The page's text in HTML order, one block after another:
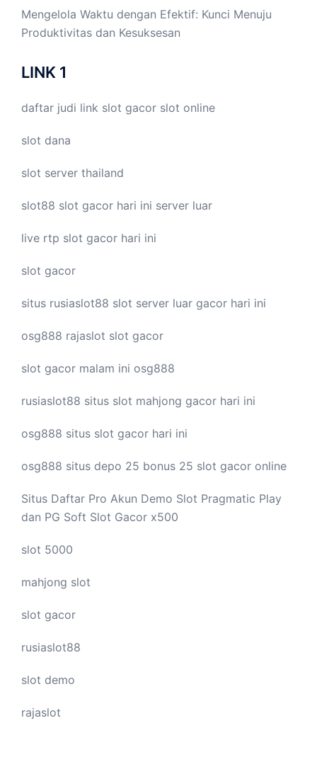
Mengelola Waktu dengan Efektif: Kunci Menuju
Produktivitas dan Kesuksesan
LINK 1
daftar judi link slot gacor slot online
slot dana
slot server thailand
slot88 slot gacor hari ini server luar
live rtp slot gacor hari ini
slot gacor
situs rusiaslot88 slot server luar gacor hari ini
osg888 rajaslot slot gacor
slot gacor malam ini osg888
rusiaslot88 situs slot mahjong gacor hari ini
osg888 situs slot gacor hari ini
osg888 situs depo 25 bonus 25 slot gacor online
Situs Daftar Pro Akun Demo Slot Pragmatic Play
dan PG Soft Slot Gacor x500
slot 5000
mahjong slot
slot gacor
rusiaslot88
slot demo
rajaslot